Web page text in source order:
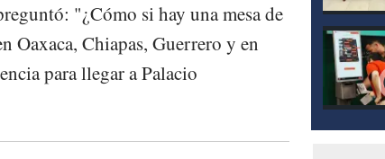
"¿Cómo si hay una mesa de
Oaxaca, Chiapas, Guerrero y en
para llegar a Palacio